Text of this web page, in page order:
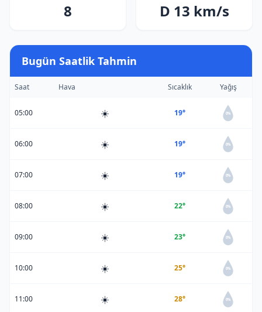
8 D 13 km/s
Bugün Saatlik Tahmin
Saat Hava Sıcaklık Yağış
05:00 ☀️ 19° 0%
06:00 ☀️ 19° 0%
07:00 ☀️ 19° 0%
08:00 ☀️ 22° 0%
09:00 ☀️ 23° 0%
10:00 ☀️ 25° 0%
11:00 ☀️ 28° 0%